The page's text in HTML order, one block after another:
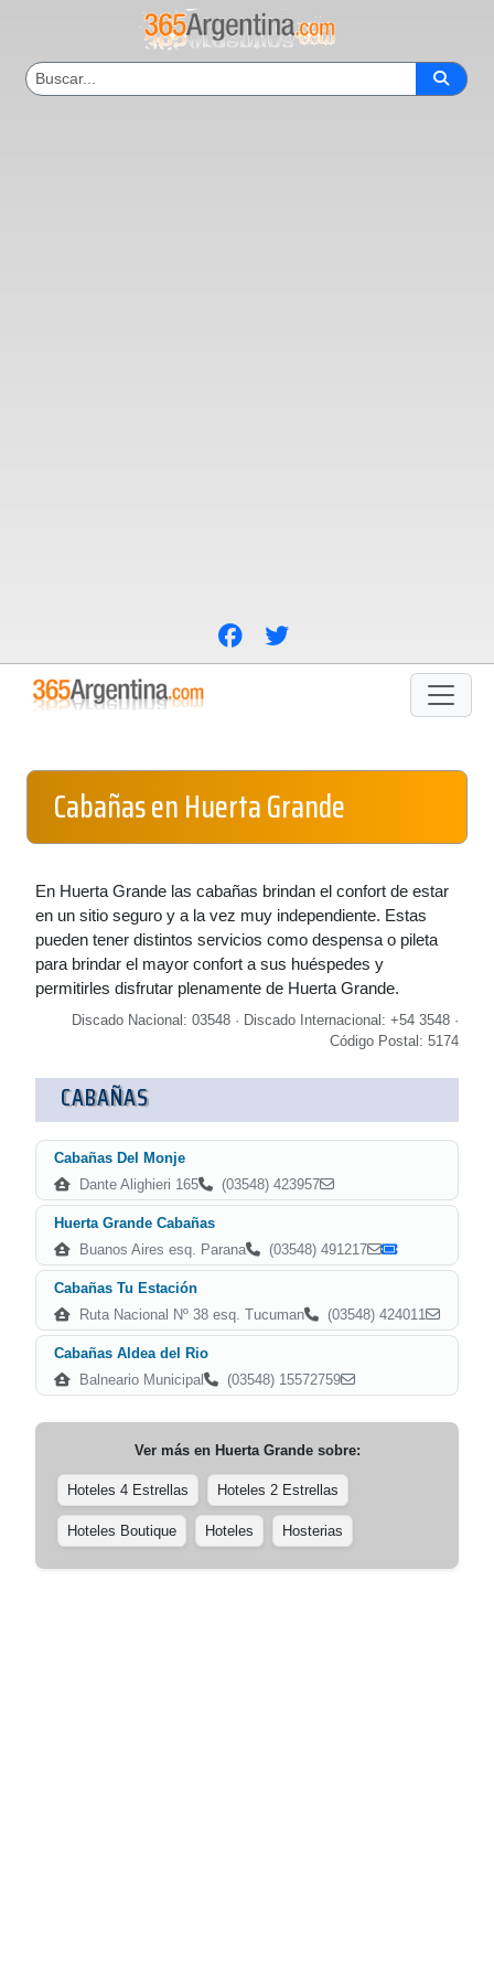
Cabañas en Huerta Grande
En Huerta Grande las cabañas brindan el confort de estar
en un sitio seguro y a la vez muy independiente. Estas
pueden tener distintos servicios como despensa o pileta
para brindar el mayor confort a sus huéspedes y
permitirles disfrutar plenamente de Huerta Grande.
Discado Nacional: 03548 · Discado Internacional: +54 3548 ·
Código Postal: 5174
CABAÑAS
Cabañas Del Monje
Dante Alighieri 165
(03548) 423957
Huerta Grande Cabañas
Buanos Aires esq. Parana
(03548) 491217
Cabañas Tu Estación
Ruta Nacional Nº 38 esq. Tucuman
(03548) 424011
Cabañas Aldea del Rio
Balneario Municipal
(03548) 15572759
Ver más en Huerta Grandesobre:
Hoteles 4 Estrellas Hoteles 2 Estrellas
Hoteles Boutique Hoteles Hosterias